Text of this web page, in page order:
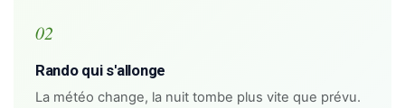
02
Rando qui s'allonge
La météo change, la nuit tombe plus vite que prévu.